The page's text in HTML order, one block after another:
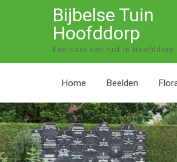
Bijbelse Tuin
Hoofddorp
Een oase van rust in Hoofddorp
Home Beelden